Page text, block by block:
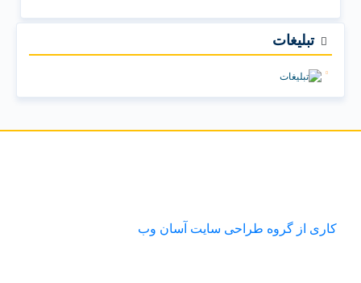
تبلیغات
کاری از گروه طراحی سایت آسان وب